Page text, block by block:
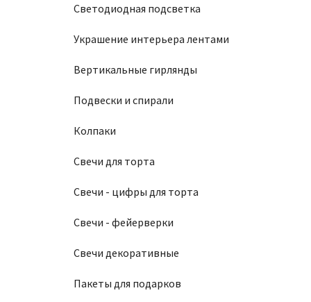
Светодиодная подсветка
Украшение интерьера лентами
Вертикальные гирлянды
Подвески и спирали
Колпаки
Свечи для торта
Свечи - цифры для торта
Свечи - фейерверки
Свечи декоративные
Пакеты для подарков